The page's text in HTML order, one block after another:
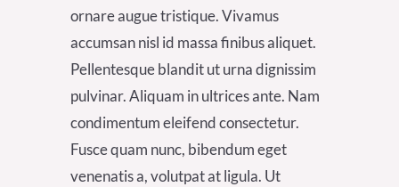
ornare augue tristique. Vivamus
accumsan nisl id massa finibus aliquet.
Pellentesque blandit ut urna dignissim
pulvinar. Aliquam in ultrices ante. Nam
condimentum eleifend consectetur.
Fusce quam nunc, bibendum eget
venenatis a, volutpat at ligula. Ut